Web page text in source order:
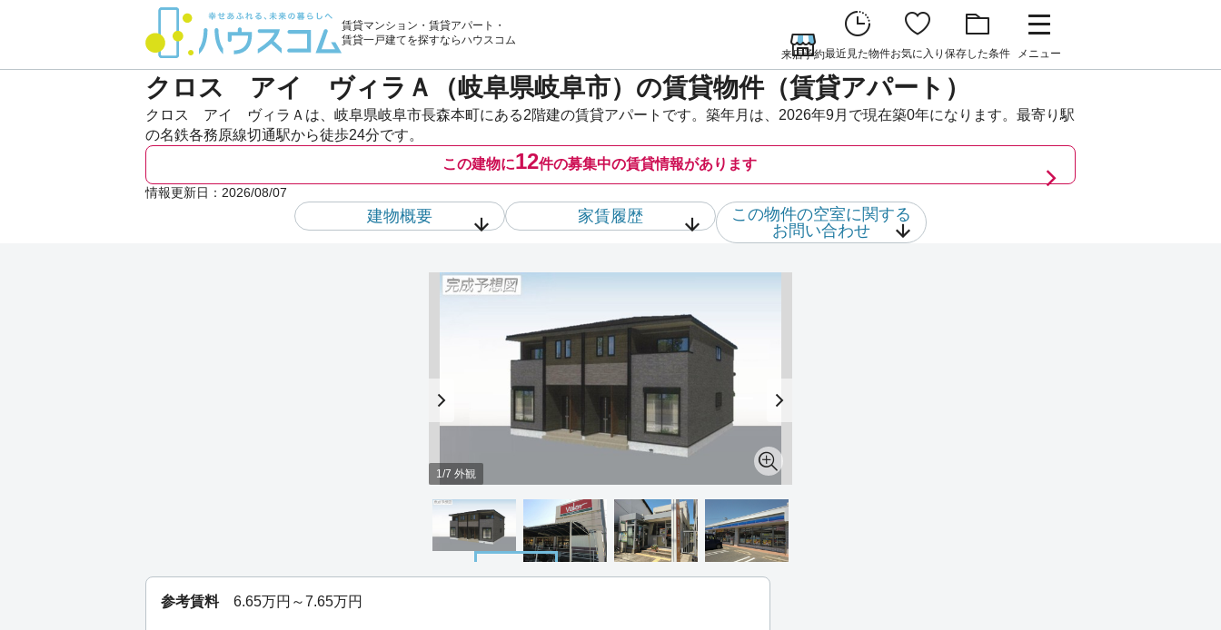
賃貸マンション・賃貸アパート・
賃貸一戸建てを探すならハウスコム
来店予約最近見た物件お気に入り 保存した条件 メニュー
クロス アイ ヴィラＡ（岐阜県岐阜市）の賃貸物件（賃貸アパート）
クロス アイ ヴィラＡは、岐阜県岐阜市長森本町にある2階建の賃貸アパートです。築年月は、2026年9月で現在築0年になります。最寄り駅
の名鉄各務原線切通駅から徒歩24分です。
この建物に12件の募集中の賃貸情報があります
情報更新日： 2026/08/07
建物概要 家賃履歴
この物件の空室に関する
お問い合わせ
1/7 外観
参考賃料 6.65万円～7.65万円